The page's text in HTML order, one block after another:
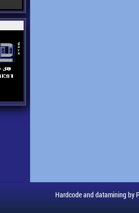
Hardcode and datamining by